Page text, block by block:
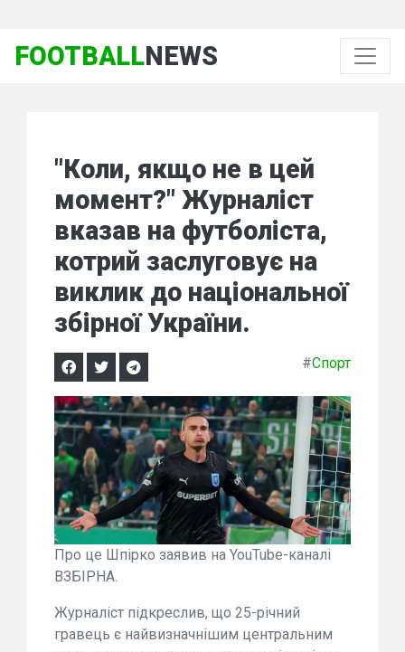
FOOTBALLNEWS
"Коли, якщо не в цей
момент?" Журналіст
вказав на футболіста,
котрий заслуговує на
виклик до національної
збірної України.
#Спорт
Про це Шпірко заявив на YouTube-каналі
ВЗБІРНА.
Журналіст підкреслив, що 25-річний
гравець є найвизначнішим центральним